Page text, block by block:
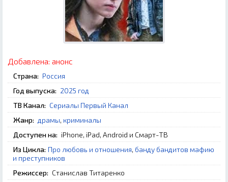
Добавлена: анонс
Страна: Россия
Год выпуска: 2025 год
ТВ Канал: Сериалы Первый Канал
Жанр: драмы, криминалы
Доступен на: iPhone, iPad, Android и Смарт-ТВ
Из Цикла: Про любовь и отношения, банду бандитов мафию
и преступников
Режиссер: Станислав Титаренко